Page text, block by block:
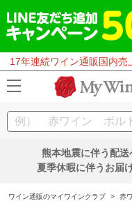
17年連続ワイン通販国内売
熊本地震に伴う配
夏季休暇に伴うお届
ワイン通販のマイワインクラブ > 赤